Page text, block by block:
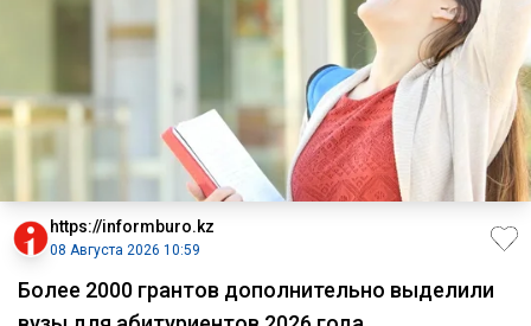
https://informburo.kz
08 Августа 2026 10:59
Более 2000 грантов дополнительно выделили